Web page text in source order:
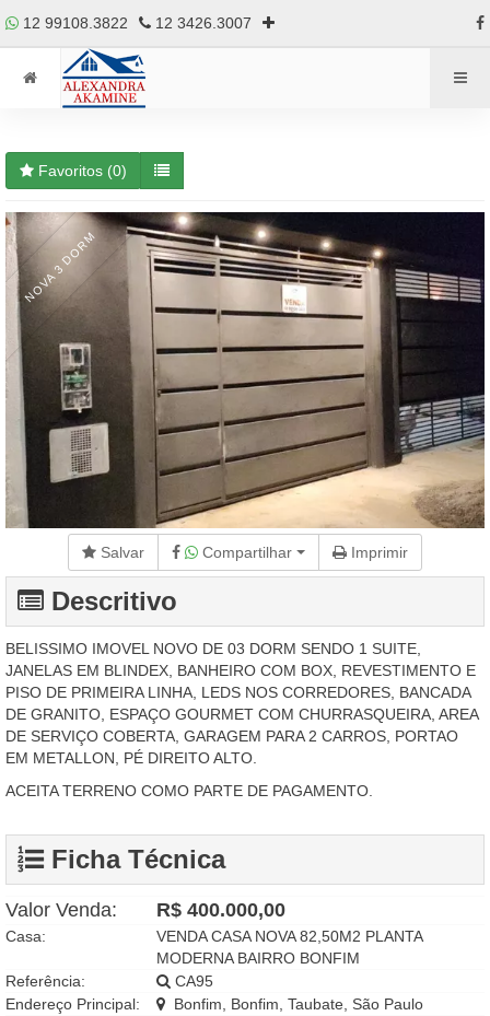
12 99108.3822 12 3426.3007
Favoritos (0)
NOVA 3 DORM
Salvar Compartilhar Imprimir
Descritivo
BELISSIMO IMOVEL NOVO DE 03 DORM SENDO 1 SUITE,
JANELAS EM BLINDEX, BANHEIRO COM BOX, REVESTIMENTO E
PISO DE PRIMEIRA LINHA, LEDS NOS CORREDORES, BANCADA
DE GRANITO, ESPAÇO GOURMET COM CHURRASQUEIRA, AREA
DE SERVIÇO COBERTA, GARAGEM PARA 2 CARROS, PORTAO
EM METALLON, PÉ DIREITO ALTO.
ACEITA TERRENO COMO PARTE DE PAGAMENTO.
Ficha Técnica
Valor Venda: R$ 400.000,00
Casa:
VENDA CASA NOVA 82,50M2 PLANTA
MODERNA BAIRRO BONFIM
Referência:
CA95
Endereço Principal:
Bonfim, Bonfim, Taubate, São Paulo